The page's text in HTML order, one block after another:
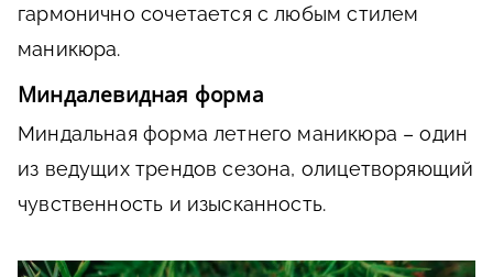
гармонично сочетается с любым стилем
маникюра.
Миндалевидная форма
Миндальная форма летнего маникюра – один
из ведущих трендов сезона, олицетворяющий
чувственность и изысканность.